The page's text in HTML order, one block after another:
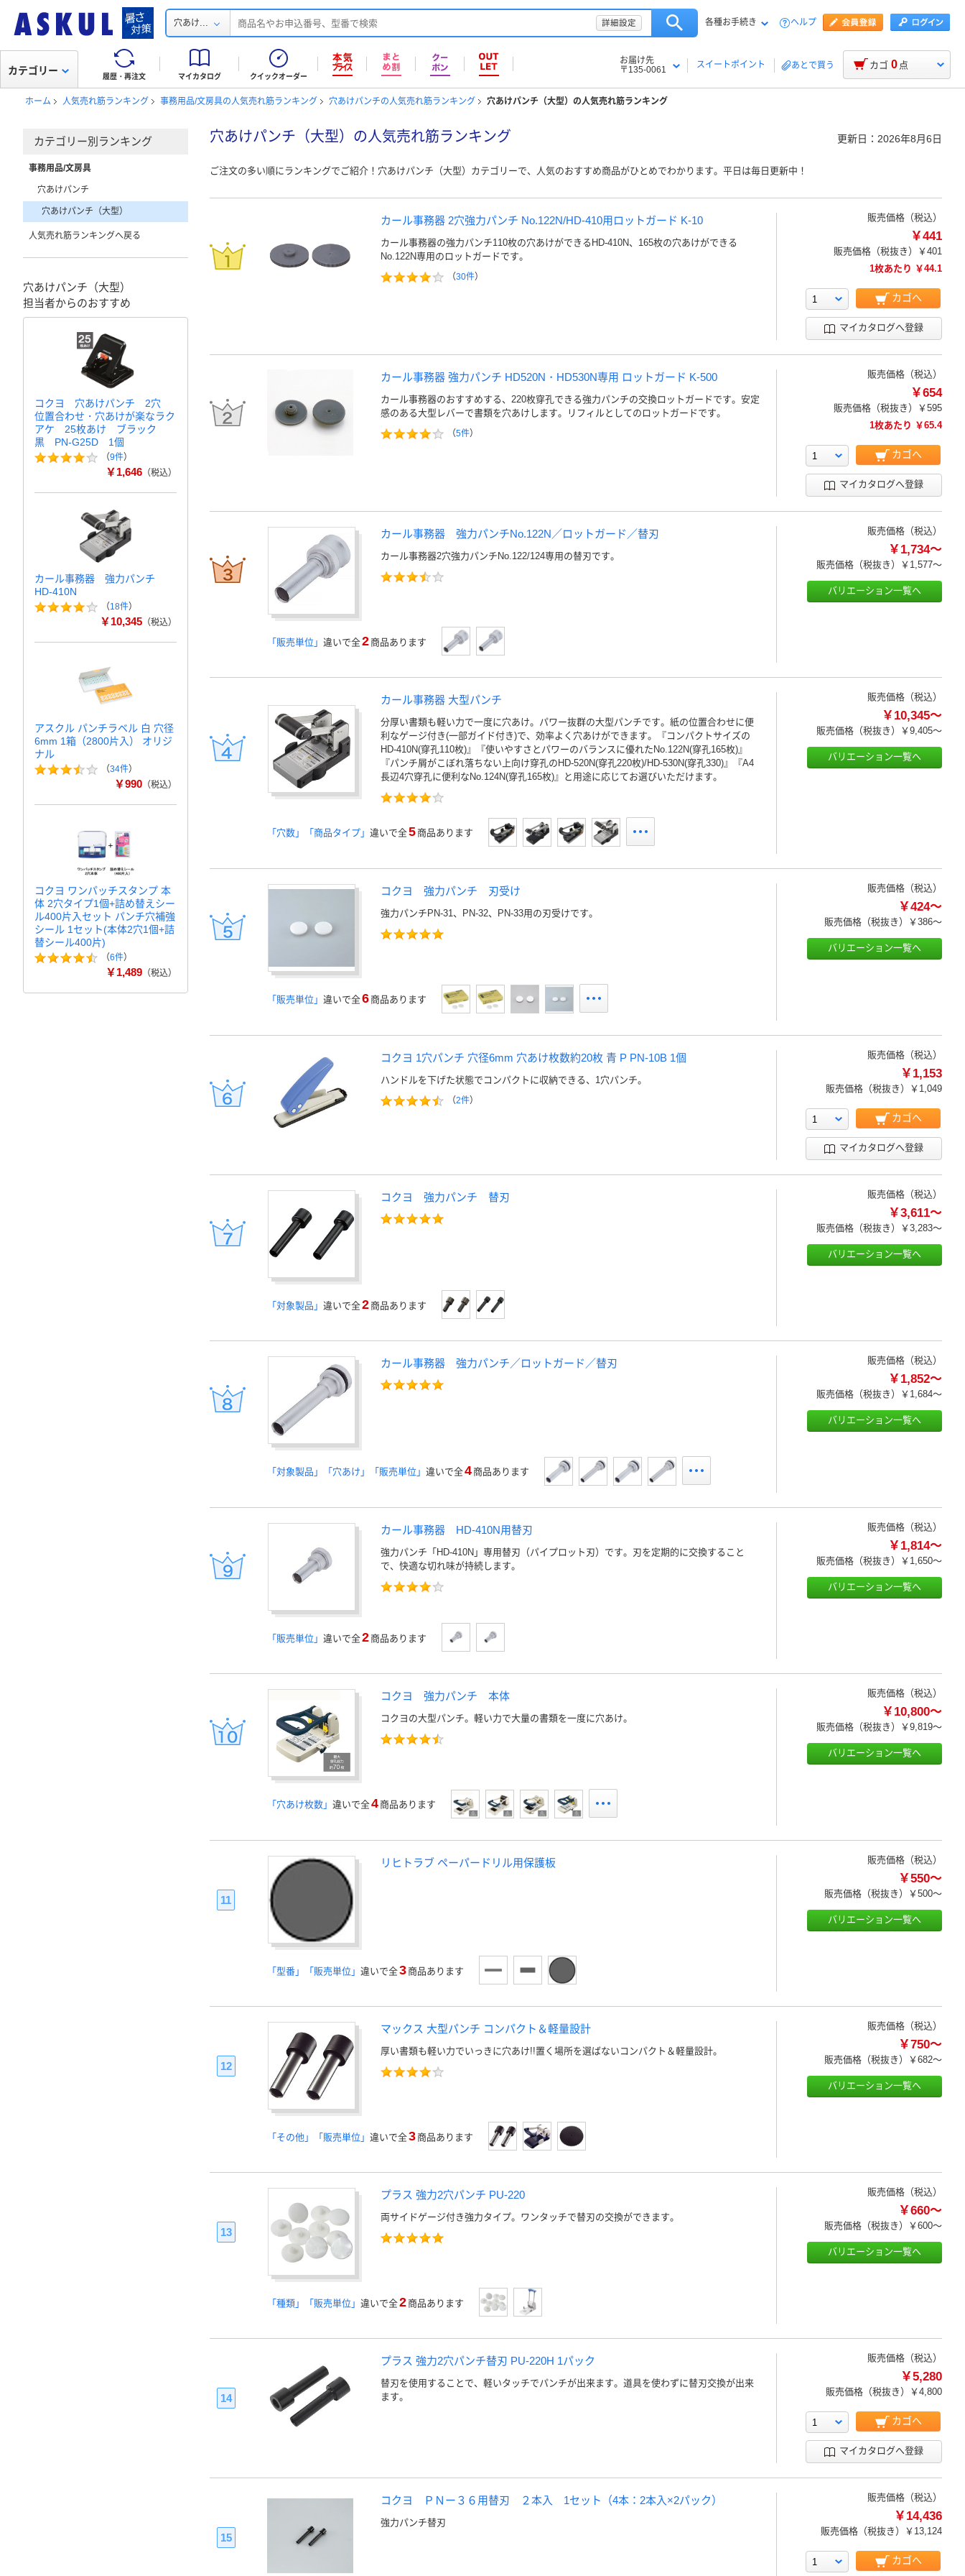
穴あけ... 詳細設定 各種お手続き ヘルプ
履歴・再注文 マイカタログ クイックオーダー
お届け先
〒135-0061
スイートポイント あとで買う
カテゴリー カゴ 0 点
ホーム 人気売れ筋ランキング 事務用品/文房具の人気売れ筋ランキング 穴あけパンチの人気売れ筋ランキング 穴あけパンチ（大型）の人気売れ筋ランキング
穴あけパンチ（大型）の人気売れ筋ランキング 更新日： 2026年8月6日
ご注文の多い順にランキングでご紹介！穴あけパンチ（大型）カテゴリーで、人気のおすすめ商品がひとめでわかります。平日は毎日更新中！
カール事務器 2穴強力パンチ No.122N/HD-410用ロットガード K-10
カール事務器の強力パンチ110枚の穴あけができるHD-410N、165枚の穴あけができる
No.122N専用のロットガードです。
（30件）
販売価格（税込）
￥441
販売価格（税抜き）
￥401
1枚あたり ￥44.1
カゴへ
マイカタログへ登録
カール事務器 強力パンチ HD520N・HD530N専用 ロットガード K-500
カール事務器のおすすめする、220枚穿孔できる強力パンチの交換ロットガードです。安定
感のある大型レバーで書類を穴あけします。リフィルとしてのロットガードです。
（5件）
販売価格（税込）
￥654
販売価格（税抜き）
￥595
1枚あたり ￥65.4
カゴへ
マイカタログへ登録
カール事務器 強力パンチNo.122N／ロットガード／替刃
カール事務器2穴強力パンチNo.122/124専用の替刃です。
「販売単位」 違いで全2 商品あります
販売価格（税込）
￥1,734～
販売価格（税抜き） ￥1,577～
バリエーション一覧へ
カール事務器 大型パンチ
分厚い書類も軽い力で一度に穴あけ。パワー抜群の大型パンチです。紙の位置合わせに便
利なゲージ付き(一部ガイド付き)で、効率よく穴あけができます。『コンパクトサイズの
HD-410N(穿孔110枚)』『使いやすさとパワーのバランスに優れたNo.122N(穿孔165枚)』
『パンチ屑がこぼれ落ちない上向け穿孔のHD-520N(穿孔220枚)/HD-530N(穿孔330)』『A4
長辺4穴穿孔に便利なNo.124N(穿孔165枚)』と用途に応じてお選びいただけます。
「穴数」「商品タイプ」 違いで全5 商品あります
販売価格（税込）
￥10,345～
販売価格（税抜き） ￥9,405～
バリエーション一覧へ
コクヨ 強力パンチ 刃受け
強力パンチPN-31、PN-32、PN-33用の刃受けです。
「販売単位」 違いで全6 商品あります
販売価格（税込）
￥424～
販売価格（税抜き） ￥386～
バリエーション一覧へ
コクヨ 1穴パンチ 穴径6mm 穴あけ枚数約20枚 青 P PN-10B 1個
ハンドルを下げた状態でコンパクトに収納できる、1穴パンチ。
（2件）
販売価格（税込）
￥1,153
販売価格（税抜き） ￥1,049
カゴへ
マイカタログへ登録
コクヨ 強力パンチ 替刃
「対象製品」 違いで全2 商品あります
販売価格（税込）
￥3,611～
販売価格（税抜き） ￥3,283～
バリエーション一覧へ
カール事務器 強力パンチ／ロットガード／替刃
「対象製品」「穴あけ」「販売単位」 違いで全4 商品あります
販売価格（税込）
￥1,852～
販売価格（税抜き） ￥1,684～
バリエーション一覧へ
カール事務器 HD-410N用替刃
強力パンチ「HD-410N」専用替刃（パイプロット刃）です。刃を定期的に交換すること
で、快適な切れ味が持続します。
「販売単位」 違いで全2 商品あります
販売価格（税込）
￥1,814～
販売価格（税抜き） ￥1,650～
バリエーション一覧へ
コクヨ 強力パンチ 本体
コクヨの大型パンチ。軽い力で大量の書類を一度に穴あけ。
「穴あけ枚数」 違いで全4 商品あります
販売価格（税込）
￥10,800～
販売価格（税抜き） ￥9,819～
バリエーション一覧へ
11
リヒトラブ ペーパードリル用保護板
「型番」「販売単位」 違いで全3 商品あります
販売価格（税込）
￥550～
販売価格（税抜き） ￥500～
バリエーション一覧へ
12
マックス 大型パンチ コンパクト＆軽量設計
厚い書類も軽い力でいっきに穴あけ!!置く場所を選ばないコンパクト＆軽量設計。
「その他」「販売単位」 違いで全3 商品あります
販売価格（税込）
￥750～
販売価格（税抜き） ￥682～
バリエーション一覧へ
13
プラス 強力2穴パンチ PU-220
両サイドゲージ付き強力タイプ。ワンタッチで替刃の交換ができます。
「種類」「販売単位」 違いで全2 商品あります
販売価格（税込）
￥660～
販売価格（税抜き） ￥600～
バリエーション一覧へ
14
プラス 強力2穴パンチ替刃 PU-220H 1パック
替刃を使用することで、軽いタッチでパンチが出来ます。道具を使わずに替刃交換が出来
ます。
販売価格（税込）
￥5,280
販売価格（税抜き） ￥4,800
カゴへ
マイカタログへ登録
15
コクヨ ＰＮー３６用替刃 ２本入 1セット（4本：2本入×2パック）
強力パンチ替刃
販売価格（税込）
￥14,436
販売価格（税抜き） ￥13,124
カゴへ
カテゴリー別ランキング
事務用品/文房具
穴あけパンチ
穴あけパンチ（大型）
人気売れ筋ランキングへ戻る
穴あけパンチ（大型）
担当者からのおすすめ
コクヨ 穴あけパンチ 2穴
位置合わせ・穴あけが楽なラク
アケ 25枚あけ ブラック
黒 PN-G25D 1個
（9件）
￥1,646 （税込）
カール事務器 強力パンチ
HD-410N
（18件）
￥10,345 （税込）
アスクル パンチラベル 白 穴径
6mm 1箱（2800片入） オリジ
ナル
（34件）
￥990 （税込）
コクヨ ワンパッチスタンプ 本
体 2穴タイプ1個+詰め替えシー
ル400片入セット パンチ穴補強
シール 1セット(本体2穴1個+詰
替シール400片)
（6件）
￥1,489 （税込）